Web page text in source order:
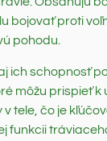
bojovať proti
pohodu.
ich schopnosť
môžu prispieť
tele, čo je
funkcii